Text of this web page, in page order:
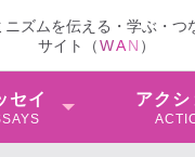
ニズムを伝える・学ぶ・つ
サイト（WAN ）
セイ アクシ